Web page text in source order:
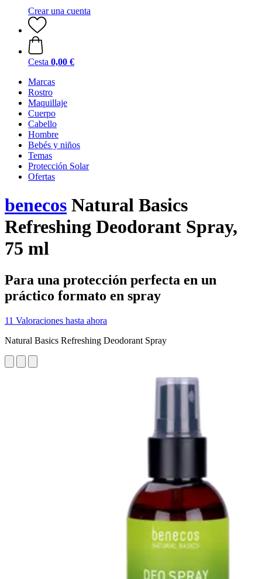
Crear una cuenta
Cesta 0,00 €
Marcas
Rostro
Maquillaje
Cuerpo
Cabello
Hombre
Bebés y niños
Temas
Protección Solar
Ofertas
benecos Natural Basics
Refreshing Deodorant Spray,
75 ml
Para una protección perfecta en un
práctico formato en spray
11 Valoraciones hasta ahora
Natural Basics Refreshing Deodorant Spray